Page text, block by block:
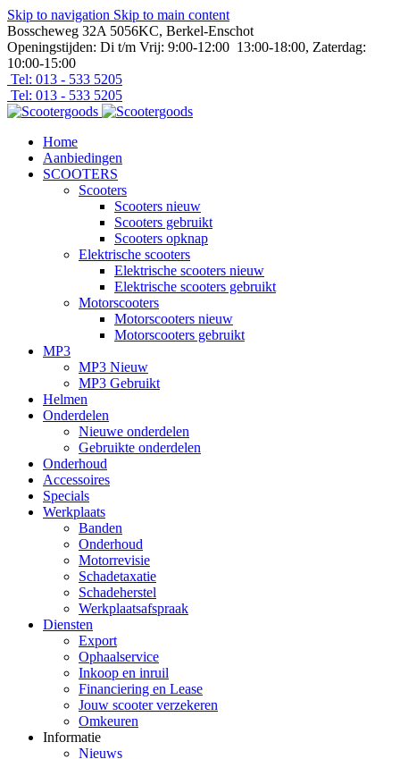
Skip to navigation Skip to main content
Bosscheweg 32A 5056KC, Berkel-Enschot
Openingstijden: Di t/m Vrij: 9:00-12:00 13:00-18:00, Zaterdag:
10:00-15:00
Tel: 013 - 533 5205
Tel: 013 - 533 5205
Home
Aanbiedingen
SCOOTERS
Scooters
Scooters nieuw
Scooters gebruikt
Scooters opknap
Elektrische scooters
Elektrische scooters nieuw
Elektrische scooters gebruikt
Motorscooters
Motorscooters nieuw
Motorscooters gebruikt
MP3
MP3 Nieuw
MP3 Gebruikt
Helmen
Onderdelen
Nieuwe onderdelen
Gebruikte onderdelen
Onderhoud
Accessoires
Specials
Werkplaats
Banden
Onderhoud
Motorrevisie
Schadetaxatie
Schadeherstel
Werkplaatsafspraak
Diensten
Export
Ophaalservice
Inkoop en inruil
Financiering en Lease
Jouw scooter verzekeren
Omkeuren
Informatie
Nieuws